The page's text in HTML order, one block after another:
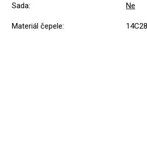
Sada: Ne
Materiál čepele: